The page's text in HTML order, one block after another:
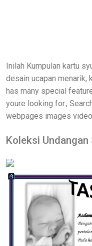
Inilah Kumpulan kartu
desain ucapan menarik,
has many special
youre looking for.,
webpages images
Koleksi Undangan